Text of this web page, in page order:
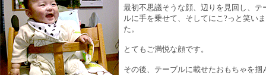
最初不思議そうな顔、辺りを見回し、テ
ルに手を乗せて、そしてにこ?っと笑い
た。
とてもご満悦な顔です。
その後、テーブルに載せたおもちゃを掴